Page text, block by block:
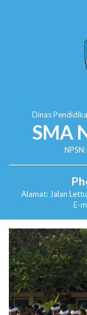
Dinas
SMA
Alamat: Jalan
E-